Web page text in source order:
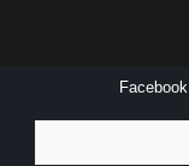
Facebook
for: